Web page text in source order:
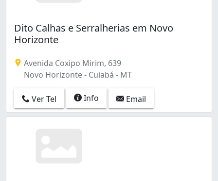
Dito Calhas e Serralherias em Novo
Horizonte
Avenida Coxipo Mirim, 639
Novo Horizonte - Cuiabá - MT
Ver Tel Info Email